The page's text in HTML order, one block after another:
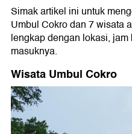
4. Umbul Brintik
5. Umbul Sigedang
6. Umbul Siblarak
7. Umbul Ponggok
Simak artikel ini untuk
Umbul Cokro dan 7 wisata
lengkap dengan lokasi,
masuknya.
Wisata Umbul Cokro